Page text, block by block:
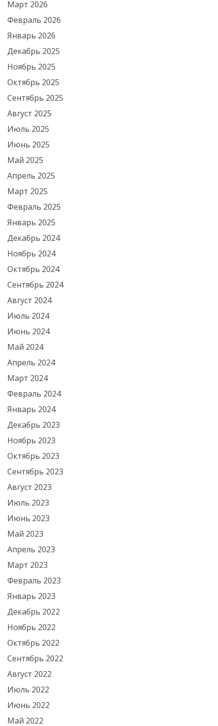
Март 2026
Февраль 2026
Январь 2026
Декабрь 2025
Ноябрь 2025
Октябрь 2025
Сентябрь 2025
Август 2025
Июль 2025
Июнь 2025
Май 2025
Апрель 2025
Март 2025
Февраль 2025
Январь 2025
Декабрь 2024
Ноябрь 2024
Октябрь 2024
Сентябрь 2024
Август 2024
Июль 2024
Июнь 2024
Май 2024
Апрель 2024
Март 2024
Февраль 2024
Январь 2024
Декабрь 2023
Ноябрь 2023
Октябрь 2023
Сентябрь 2023
Август 2023
Июль 2023
Июнь 2023
Май 2023
Апрель 2023
Март 2023
Февраль 2023
Январь 2023
Декабрь 2022
Ноябрь 2022
Октябрь 2022
Сентябрь 2022
Август 2022
Июль 2022
Июнь 2022
Май 2022